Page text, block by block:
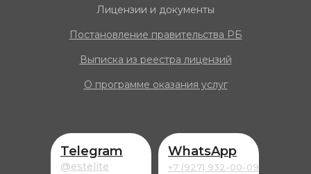
Лицензии и документы
Постановление правительства РБ
Выписка из реестра лицензий
О программе оказания услуг
Telegram
@estelite
WhatsApp
+7 (927) 932-00-09